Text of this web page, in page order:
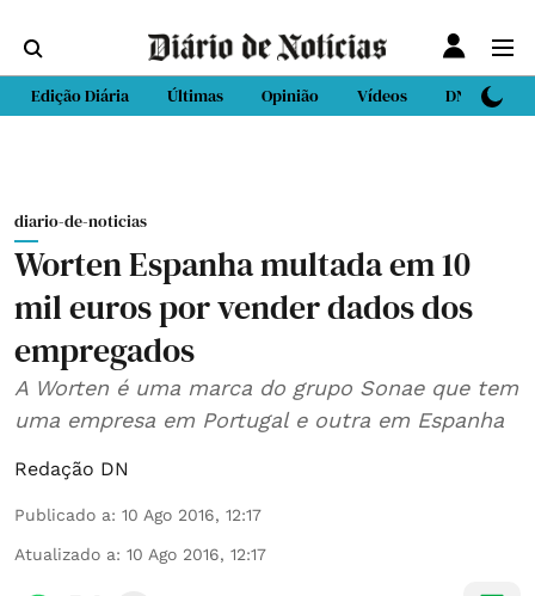
Edição Diária Últimas Opinião Vídeos DN Sport
diario-de-noticias
Worten Espanha multada em 10
mil euros por vender dados dos
empregados
A Worten é uma marca do grupo Sonae que tem
uma empresa em Portugal e outra em Espanha
Redação DN
Publicado a: 10 Ago 2016, 12:17
Atualizado a: 10 Ago 2016, 12:17